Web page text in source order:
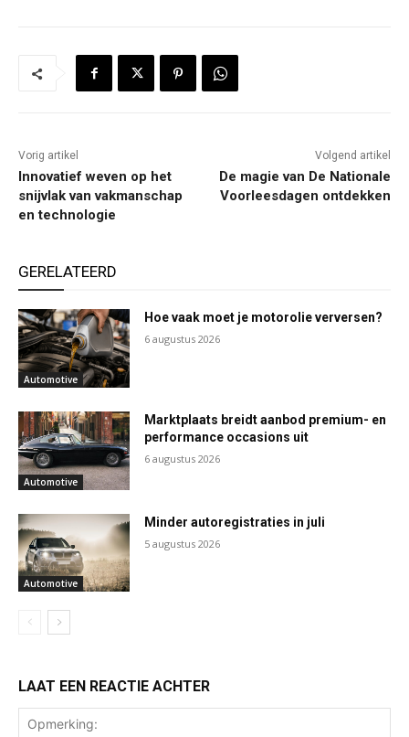
Vorig artikel
Innovatief weven op het
snijvlak van vakmanschap
en technologie
Volgend artikel
De magie van De Nationale
Voorleesdagen ontdekken
GERELATEERD
Automotive
Hoe vaak moet je motorolie verversen?
6 augustus 2026
Automotive
Marktplaats breidt aanbod premium- en
performance occasions uit
6 augustus 2026
Automotive
Minder autoregistraties in juli
5 augustus 2026
LAAT EEN REACTIE ACHTER